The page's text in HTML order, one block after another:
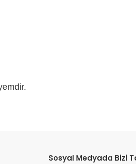
Sosyal Medyada Bizi